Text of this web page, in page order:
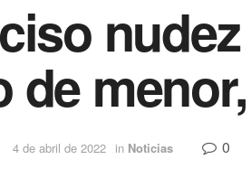
de
4 de abril de 2022 in Noticias 0